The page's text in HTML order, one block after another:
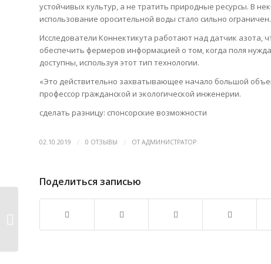
устойчивых культур, а не тратить природные ресурсы. В
использование оросительной воды стало сильно ограничен.
Исследователи Коннектикута работают над датчик азота,
обеспечить фермеров информацией о том, когда поля
доступны, используя этот тип технологии.
«Это действительно захватывающее начало большой
профессор гражданской и экологической инженерии.
сделать разницу: спонсорские возможности
02.10.2019 / 0 ОТЗЫВЫ / ОТАДМИНИСТРАТОР
Поделиться записью
Хаббл находит крошечный